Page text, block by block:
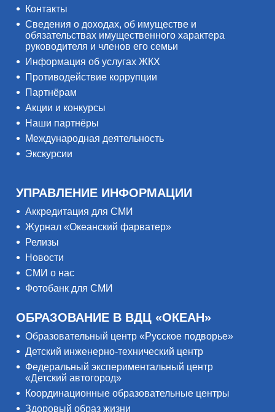
Контакты
Сведения о доходах, об имуществе и
обязательствах имущественного характера
руководителя и членов его семьи
Информация об услугах ЖКХ
Противодействие коррупции
Партнёрам
Акции и конкурсы
Наши партнёры
Международная деятельность
Экскурсии
УПРАВЛЕНИЕ ИНФОРМАЦИИ
Аккредитация для СМИ
Журнал «Океанский фарватер»
Релизы
Новости
СМИ о нас
Фотобанк для СМИ
ОБРАЗОВАНИЕ В ВДЦ «ОКЕАН»
Образовательный центр «Русское подворье»
Детский инженерно-технический центр
Федеральный экспериментальный центр
«Детский автогород»
Координационные образовательные центры
Здоровый образ жизни